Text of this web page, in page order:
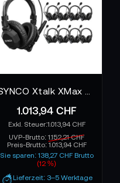
1.013,94 CHF
1.013,94 CHF
UVP-Brutto:1.152,21 CHF
Preis-Brutto:1.013,94 CHF
Sie sparen: 138,27 CHF Brutto
(12 %)
Lieferzeit: 3–5 Werktage